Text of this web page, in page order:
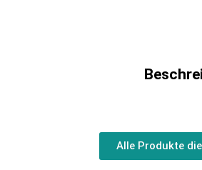
Alle Produkte